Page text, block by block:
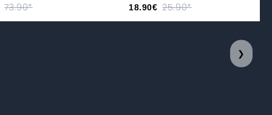
73.90* 18.90€ 25.90*
❯